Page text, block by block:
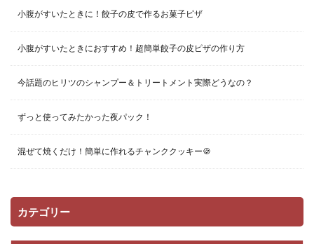
小腹がすいたときに！餃子の皮で作るお菓子ピザ
小腹がすいたときにおすすめ！超簡単餃子の皮ピザの作り方
今話題のヒリツのシャンプー＆トリートメント実際どうなの？
ずっと使ってみたかった夜パック！
混ぜて焼くだけ！簡単に作れるチャンククッキー🍪
カテゴリー